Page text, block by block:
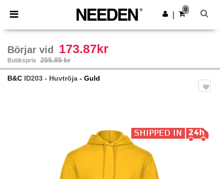
× Needen-app
Bättre priser i appen!
Hämta app
0
Börjar vid 173.87kr
Butikspris 255.85 kr
B&C ID203 - Huvtröja - Guld